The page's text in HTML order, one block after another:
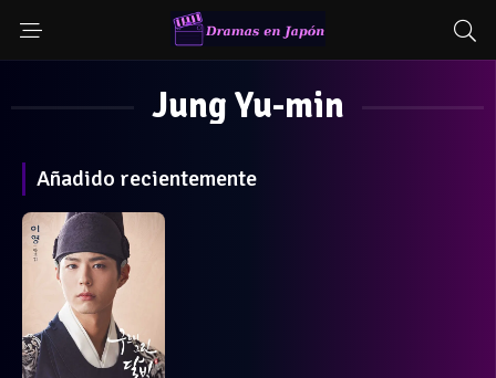
Jung Yu-min
Añadido recientemente